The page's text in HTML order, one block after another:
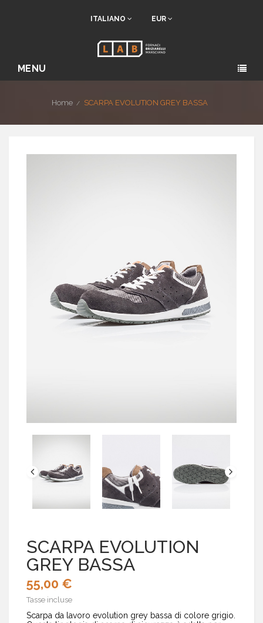
ITALIANO EUR
MENU
Home SCARPA EVOLUTION GREY BASSA
SCARPA EVOLUTION
GREY BASSA
55,00 €
Tasse incluse
Scarpa da lavoro evolution grey bassa di colore grigio.